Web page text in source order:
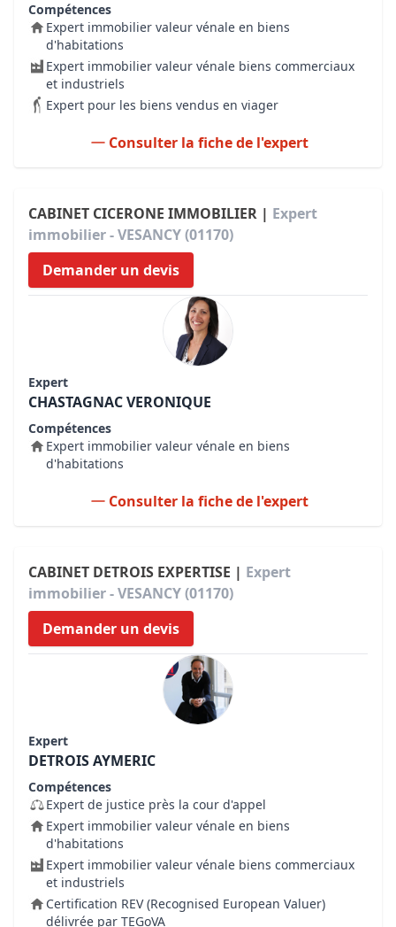
Compétences
Expert immobilier valeur vénale en biens
d'habitations
Expert immobilier valeur vénale biens commerciaux
et industriels
Expert pour les biens vendus en viager
Consulter la fiche de l'expert
CABINET CICERONE IMMOBILIER | Expert
immobilier - VESANCY (01170)
Demander un devis
Expert
CHASTAGNAC VERONIQUE
Compétences
Expert immobilier valeur vénale en biens
d'habitations
Consulter la fiche de l'expert
CABINET DETROIS EXPERTISE | Expert
immobilier - VESANCY (01170)
Demander un devis
Expert
DETROIS AYMERIC
Compétences
Expert de justice près la cour d'appel
Expert immobilier valeur vénale en biens
d'habitations
Expert immobilier valeur vénale biens commerciaux
et industriels
Certification REV (Recognised European Valuer)
délivrée par TEGoVA